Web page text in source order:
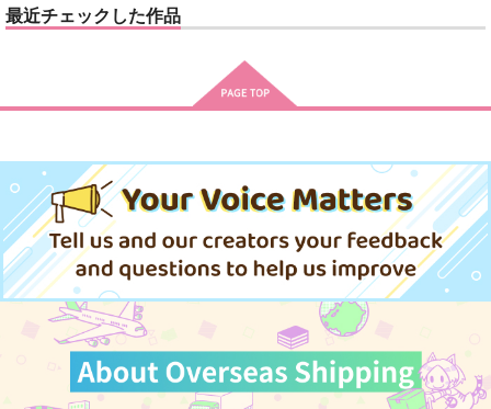
夜明けの唄 7
体感予報 2 青と碧 2
きみは最愛のステラ 上下巻 ミルクなきみとビターな彼 2
うたの☆プリンスさまっ♪HE
★VENSドラマCD「BLACK G
ARDEN-memento-」
アイドルマスター SideM 黄泉のツガイ
最近チェックした作品